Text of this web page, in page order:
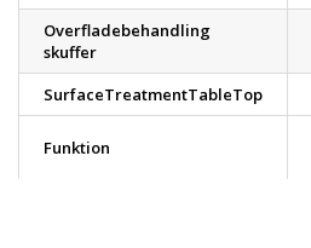
Overfladebehandling
skuffer
SurfaceTreatmentTableTop
Funktion